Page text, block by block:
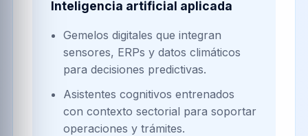
Inteligencia artificial aplicada
Gemelos digitales que integran
sensores, ERPs y datos climáticos
para decisiones predictivas.
Asistentes cognitivos entrenados
con contexto sectorial para soportar
operaciones y trámites.